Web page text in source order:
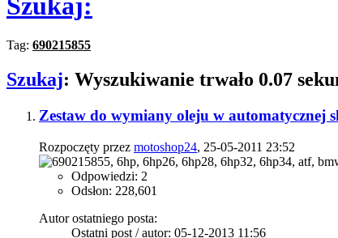
Tag: 690215855
Szukaj: Wyszukiwanie trwało 0.07
Zestaw do wymiany oleju w automatycznej
Rozpoczęty przez motoshop24, 25-05-2011 23:52
Odpowiedzi: 2
Odsłon: 228,601
Autor ostatniego posta:
Ostatni post / autor: 05-12-2013 11:56